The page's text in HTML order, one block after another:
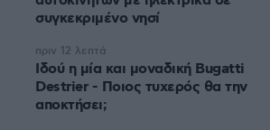
συγκεκριμένο νησί
Ιδού η μία και μοναδική Bugatti
Destrier - Ποιος τυχερός θα την
αποκτήσει;
πριν 12 λεπτά